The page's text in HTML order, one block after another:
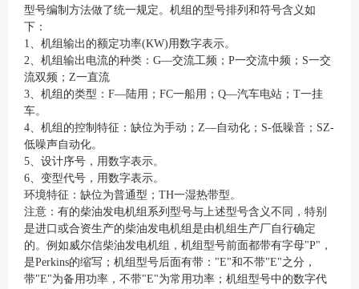
型号编制方法做了统一规定。机组的型号排列和符号含义如
下：
1、机组输出的额定功率(KW)用数字表示。
2、机组输出电流的种类：G—交流工频；P一交流中频；S一交
流双频；Z一直流
3、机组的类型：F—陆用；FC一船用；Q—汽车电站；T一挂
车。
4、机组的控制特征：缺位为手动；Z—自动化；S-低噪音；SZ-
低噪声自动化。
5、设计序号，用数字表示。
6、变型代号，用数字表示。
环境特征：缺位为普通型；TH一湿热带型。
注意：有的柴油发电机组系列型号与上述型号含义不同，特别
是进口或合资生产的柴油发电机组是由机组生产厂自行确定
的。例如威尔信柴油发电机组，机组型号前面都带有字母"P"，
是Perkins的缩写；机组型号后面有带："E"和不带"E"之分，
带"E"为备用功率，不带"E"为常用功率；机组型号中的数字代